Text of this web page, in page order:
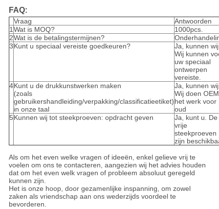
FAQ:
Vraag
Antwoorden
1Wat is MOQ?
1000pcs.
2Wat is de betalingstermijnen?
3Kunt u speciaal vereiste goedkeuren?
Ja, kunnen
Wij kunnen
uw speciaal
ontwerpen
vereiste.
4Kunt u de drukkunstwerken maken
(zoals
gebruikershandleiding/verpakking/classificatieetiket)
in onze taal
Ja, kunnen
Wij doen OEM
het werk voor
oud
5Kunnen wij tot steekproeven: opdracht geven
Ja, kunt u. De
vrije
steekproeven
zijn
Als om het even welke vragen of ideeën, enkel gelieve vrij te
voelen om ons te contacteren, aangezien wij het advies houden
dat om het even welk vragen of probleem absoluut geregeld
kunnen zijn.
Het is onze hoop, door gezamenlijke inspanning, om zowel
zaken als vriendschap aan ons wederzijds voordeel te
bevorderen.